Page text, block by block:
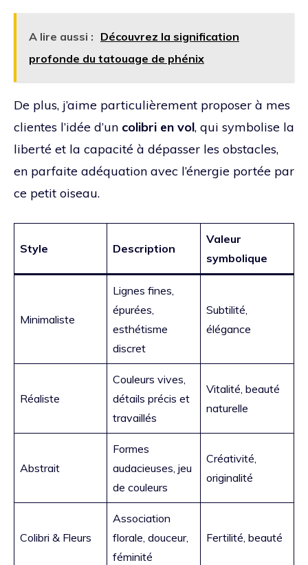
A lire aussi : Découvrez la signification
profonde du tatouage de phénix
De plus, j’aime particulièrement proposer à mes
clientes l’idée d’un colibri en vol, qui symbolise la
liberté et la capacité à dépasser les obstacles,
en parfaite adéquation avec l’énergie portée par
ce petit oiseau.
Style Description
Valeur
symbolique
Minimaliste
Lignes fines,
épurées,
esthétisme
discret
Subtilité,
élégance
Réaliste
Couleurs vives,
détails précis et
travaillés
Vitalité, beauté
naturelle
Abstrait
Formes
audacieuses, jeu
de couleurs
Créativité,
originalité
Colibri & Fleurs
Association
florale, douceur,
féminité
Fertilité, beauté